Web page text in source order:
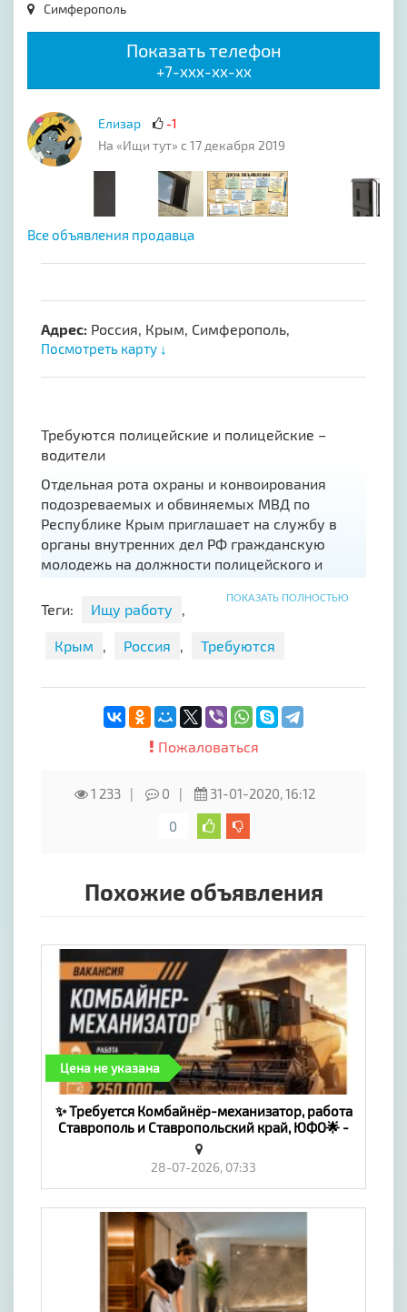
Симферополь
Показать телефон
+7-xxx-xx-xx
Елизар
-1
На «Ищи тут» с 17 декабря 2019
Все объявления продавца
Адрес: Россия, Крым, Симферополь,
Посмотреть карту ↓
Требуются полицейские и полицейские –
водители
Отдельная рота охраны и конвоирования
подозреваемых и обвиняемых МВД по
Республике Крым приглашает на службу в
органы внутренних дел РФ гражданскую
молодежь на должности полицейского и
Возможность получить в/о в ВУЗах МВД
России, право на денежную компенсацию за
наем жилого помещения. Получение
приобретения или строительства жилого
помещения. З/п 30000 руб. в месяц, полный
соц. пакет, льготное исчисление выслуги лет.
Обращаться по адресу: г. Симферополь, ул.
Ольга Николаевна
ПОКАЗАТЬ ПОЛНОСТЬЮ
Теги: Ищу работу ,
Крым , Россия , Требуются
Пожаловаться
1 233 0
31-01-2020, 16:12
0
Похожие объявления
Цена не указана
✨ Требуется Комбайнёр-механизатор, работа
Ставрополь и Ставропольский край, ЮФО🌟 -
«Работа»
28-07-2026, 07:33